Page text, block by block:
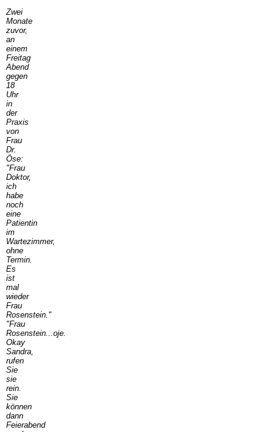
Zwei
Monate
zuvor,
an
einem
Freitag
Abend
gegen
18
Uhr
in
der
Praxis
von
Frau
Dr.
Öse:
"Frau
Doktor,
ich
habe
noch
eine
Patientin
im
Wartezimmer,
ohne
Termin.
Es
ist
mal
wieder
Frau
Rosenstein."
"Frau
Rosenstein...oje.
Okay
Sandra,
rufen
Sie
sie
rein.
Sie
können
dann
Feierabend